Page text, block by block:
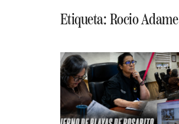
Etiqueta:Rocio Adame